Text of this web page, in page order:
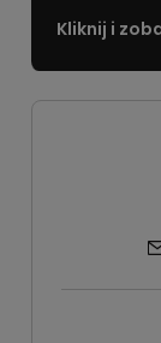
Kliknij i